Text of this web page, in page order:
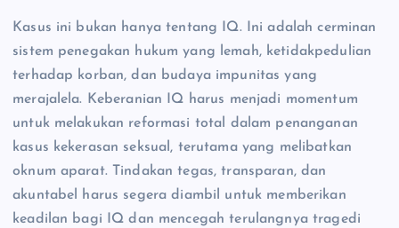
Kasus ini bukan hanya tentang IQ. Ini adalah cerminan
sistem penegakan hukum yang lemah, ketidakpedulian
terhadap korban, dan budaya impunitas yang
merajalela. Keberanian IQ harus menjadi momentum
untuk melakukan reformasi total dalam penanganan
kasus kekerasan seksual, terutama yang melibatkan
oknum aparat. Tindakan tegas, transparan, dan
akuntabel harus segera diambil untuk memberikan
keadilan bagi IQ dan mencegah terulangnya tragedi